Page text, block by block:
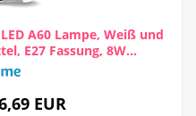
A60 Lampe, Weiß und
E27 Fassung, 8W...
EUR